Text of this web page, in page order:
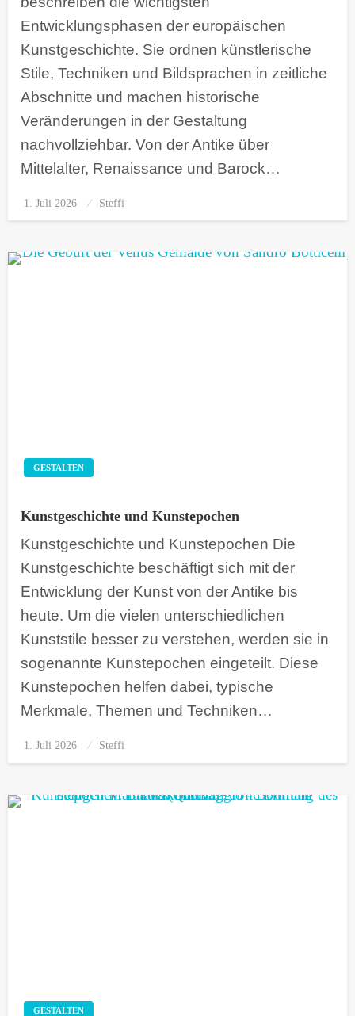
Entwicklungsphasen der europäischen
Kunstgeschichte. Sie ordnen künstlerische
Stile, Techniken und Bildsprachen in zeitliche
Abschnitte und machen historische
Veränderungen in der Gestaltung
nachvollziehbar. Von der Antike über
Mittelalter, Renaissance und Barock…
Posted
on
1. Juli 2026 Steffi
GESTALTEN
Kunstgeschichte und Kunstepochen
Kunstgeschichte und Kunstepochen Die
Kunstgeschichte beschäftigt sich mit der
Entwicklung der Kunst von der Antike bis
heute. Um die vielen unterschiedlichen
Kunststile besser zu verstehen, werden sie in
sogenannte Kunstepochen eingeteilt. Diese
Kunstepochen helfen dabei, typische
Merkmale, Themen und Techniken…
Posted
on
1. Juli 2026 Steffi
GESTALTEN